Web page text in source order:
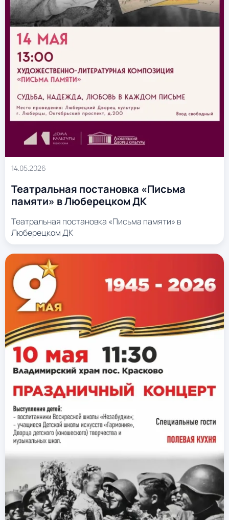
14.05.2026
Театральная постановка «Письма
памяти» в Люберецком ДК
Театральная постановка «Письма памяти» в
Люберецком ДК